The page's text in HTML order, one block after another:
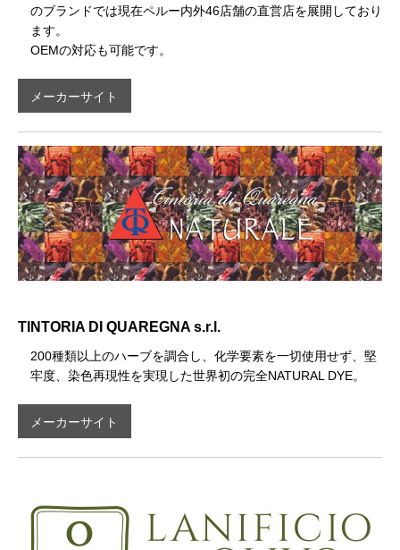
のブランドでは現在ペルー内外46店舗の直営店を展開しており
ます。
OEMの対応も可能です。
メーカーサイト
TINTORIA DI QUAREGNA s.r.l.
200種類以上のハーブを調合し、化学要素を一切使用せず、堅
牢度、染色再現性を実現した世界初の完全NATURAL DYE。
メーカーサイト